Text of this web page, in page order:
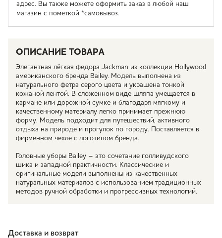
адрес. Вы также можете оформить заказ в любой наш
магазин с пометкой *самовывоз.
ОПИСАНИЕ ТОВАРА
Элегантная лёгкая федора Jackman из коллекции Hollywood
американского бренда Bailey. Модель выполнена из
натурального фетра серого цвета и украшена тонкой
кожаной лентой. В сложенном виде шляпа умещается в
кармане или дорожной сумке и благодаря мягкому и
качественному материалу легко принимает прежнюю
форму. Модель подходит для путешествий, активного
отдыха на природе и прогулок по городу. Поставляется в
фирменном чехле с логотипом бренда.
Головные уборы Bailey – это сочетание голливудского
шика и западной практичности. Классические и
оригинальные модели выполнены из качественных
натуральных материалов с использованием традиционных
методов ручной обработки и прогрессивных технологий.
Доставка и возврат